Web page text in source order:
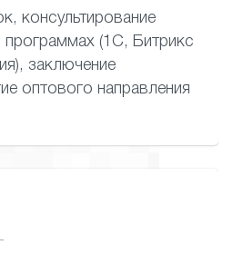
консультирование
программах (1С, Битрикс
заключение
оптового направления